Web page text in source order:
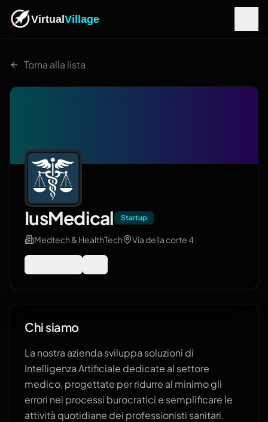
VirtualVillage
Torna alla lista
IusMedical Startup
Medtech & HealthTech Via della corte 4
Chi siamo
La nostra azienda sviluppa soluzioni di
Intelligenza Artificiale dedicate al settore
medico, progettate per ridurre al minimo gli
errori nei processi burocratici e semplificare le
attività quotidiane dei professionisti sanitari.